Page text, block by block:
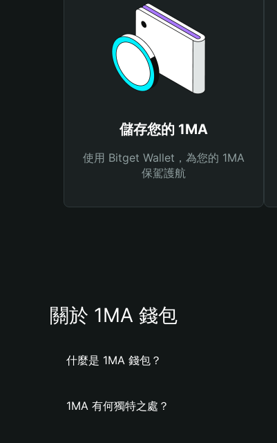
儲存您的 1MA
使用 Bitget Wallet，為您的 1MA
保駕護航
關於 1MA 錢包
什麼是 1MA 錢包？
1MA 有何獨特之處？